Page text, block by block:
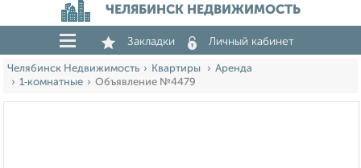
ЧЕЛЯБИНСК НЕДВИЖИМОСТЬ
Закладки Личный кабинет
Челябинск Недвижимость Квартиры
Аренда
1‑комнатные
Объявление №4479